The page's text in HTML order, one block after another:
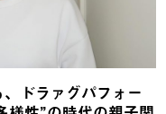
ドラァグパフォー